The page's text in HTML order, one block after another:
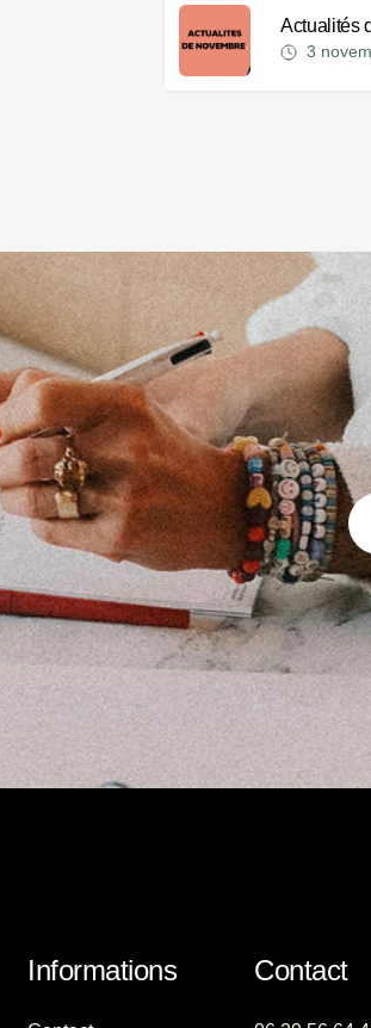
Actualités
3
Informations Contact